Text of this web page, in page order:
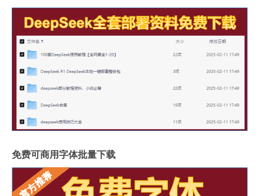
免费可商用字体批量下载